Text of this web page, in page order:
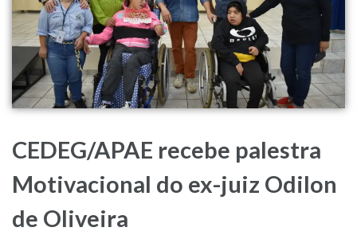
CEDEG/APAE recebe palestra
Motivacional do ex-juiz Odilon
de Oliveira